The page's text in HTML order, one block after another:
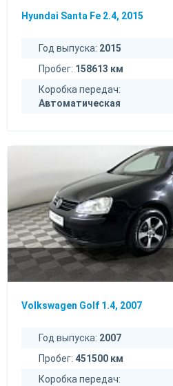
Hyundai Santa Fe 2.4, 2015
Год выпуска: 2015
Пробег: 158613 км
Коробка передач:
Автоматическая
Volkswagen Golf 1.4, 2007
Год выпуска: 2007
Пробег: 451500 км
Коробка передач: